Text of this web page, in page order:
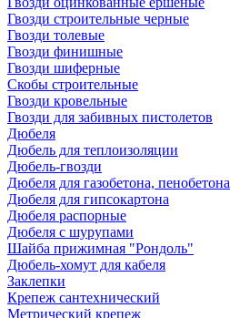
Гвозди строительные черные
Гвозди толевые
Гвозди финишные
Гвозди шиферные
Скобы строительные
Гвозди кровельные
Гвозди для забивных пистолетов
Дюбеля
Дюбель для теплоизоляции
Дюбель-гвозди
Дюбеля для газобетона, пенобетона
Дюбеля для гипсокартона
Дюбеля распорные
Дюбеля с шурупами
Шайба прижимная "Рондоль"
Дюбель-хомут для кабеля
Заклепки
Крепеж сантехнический
Метрический крепеж